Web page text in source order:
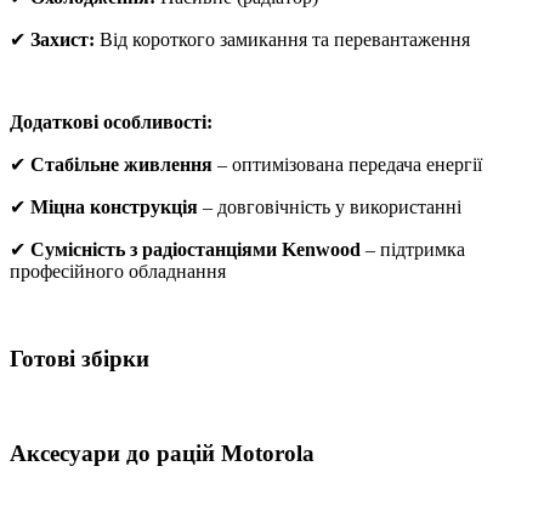
✔ Захист: Від короткого замикання та перевантаження
Додаткові особливості:
✔ Стабільне живлення – оптимізована передача енергії
✔ Міцна конструкція – довговічність у використанні
✔ Сумісність з радіостанціями Kenwood – підтримка
професійного обладнання
Готові збірки
Аксесуари до рацій Motorola